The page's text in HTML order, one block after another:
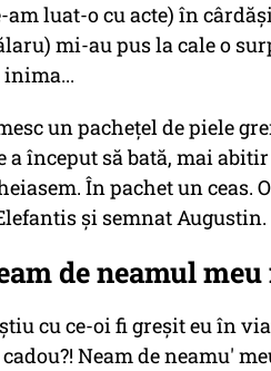
am luat-o cu acte) în
mi-au pus la cale o
inima...
un pachețel de piele
a început să bată, mai
În pachet un ceas.
și semnat Augustin.
de neamul
cu ce-oi fi greșit eu în
cadou?! Neam de neamu'